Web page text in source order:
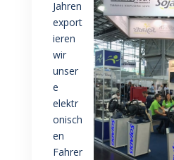
Jahren
export
ieren
wir
unser
e
elektr
onisch
en
Fahrer